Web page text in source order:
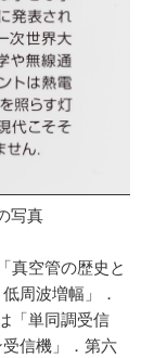
写真
真空管の歴史と
周波増幅」．
「単同調受信
信機」．第六